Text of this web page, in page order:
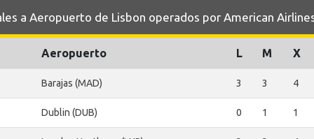
a Aeropuerto de Lisbon operados por American
Aeropuerto L M X
Barajas (MAD) 3 3 4
Dublin (DUB) 0 1 1